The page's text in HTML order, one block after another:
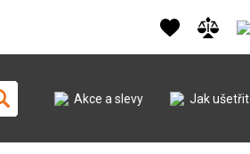
Akce a slevy Jak ušetřit